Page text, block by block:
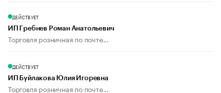
ДЕЙСТВУЕТ
ИП Гребнев Роман Анатольевич
Торговля розничная по почте...
ДЕЙСТВУЕТ
ИП Буйлакова Юлия Игоревна
Торговля розничная по почте...